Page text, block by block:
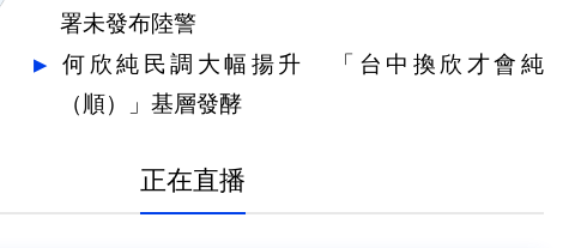
署未發布陸警
何欣純民調大幅揚升 「台中換欣才會純
（順）」基層發酵
正在直播